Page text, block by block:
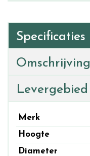
Specificaties
Omschrijving
Levergebied
Merk
Hoogte
Diameter